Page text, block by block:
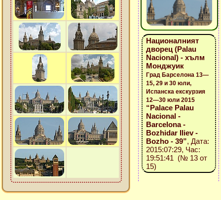
Националният
дворец (Palau
Nacional) - хълм
Монджуик
Град Барселона 13—
15, 29 и 30 юли,
Испанска екскурзия
12—30 юли 2015
“Palace Palau
Nacional -
Barcelona -
Bozhidar Iliev -
Bozho - 39”, Дата:
2015:07:29, Час:
19:51:41 (№ 13 от
15)